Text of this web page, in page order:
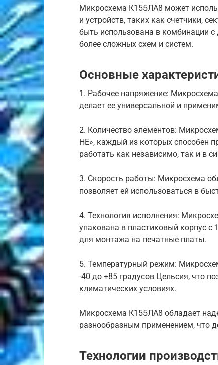
Микросхема К155ЛА8 может
и устройств, таких как счетчики,
быть использована в комбинации
более сложных схем и систем.
Основные
1. Рабочее напряжение:
делает ее универсальной и
2. Количество элементов:
НЕ», каждый из которых способен
работать как независимо, так и в
3. Скорость работы: Микросхема
позволяет ей использоваться в
4. Технология исполнения:
упакована в пластиковый корпус
для монтажа на печатные платы.
5. Температурный режим:
-40 до +85 градусов Цельсия, что
климатических условиях.
Микросхема К155ЛА8 обладает
разнообразным применением, что
Технологии